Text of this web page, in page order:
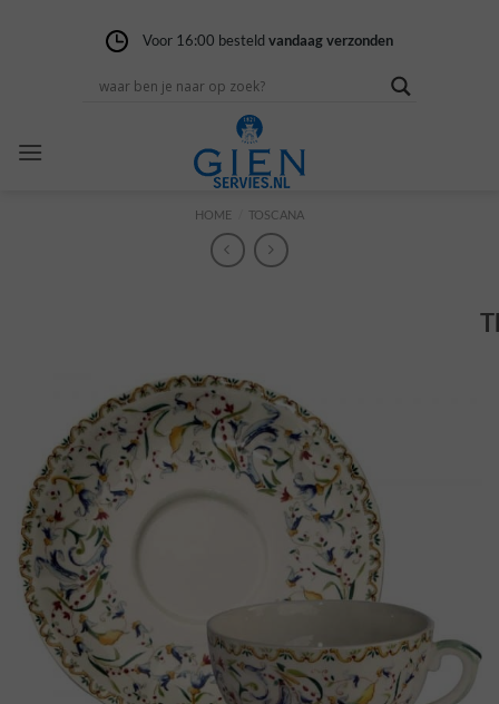
Gratis verzendingvanaf 100,-
Voor 16:00 besteld vandaag verzonden
14 dagen niet goedgeld terug
HOME TOSCANA